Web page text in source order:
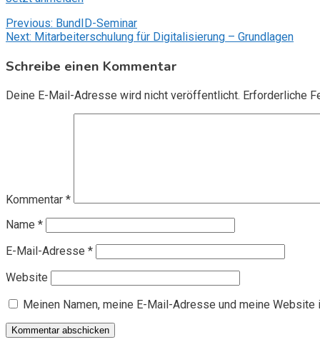
Beitragsnavigation
Previous: BundID-Seminar
Next: Mitarbeiterschulung für Digitalisierung – Grundlagen
Schreibe einen Kommentar
Deine E-Mail-Adresse wird nicht veröffentlicht. Erforderliche
Kommentar *
Name *
E-Mail-Adresse *
Website
Meinen Namen, meine E-Mail-Adresse und meine